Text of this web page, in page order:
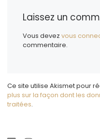
Laissez un
Vous devezvous
commentaire.
Ce site utilise Akismet pour
plus sur la façon dont les
traitées.